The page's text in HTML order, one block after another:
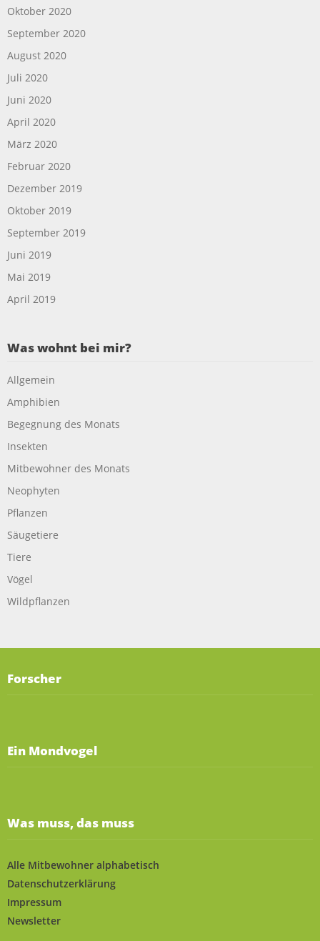
Oktober 2020
September 2020
August 2020
Juli 2020
Juni 2020
April 2020
März 2020
Februar 2020
Dezember 2019
Oktober 2019
September 2019
Juni 2019
Mai 2019
April 2019
Was wohnt bei mir?
Allgemein
Amphibien
Begegnung des Monats
Insekten
Mitbewohner des Monats
Neophyten
Pflanzen
Säugetiere
Tiere
Vögel
Wildpflanzen
Forscher
Ein Mondvogel
Was muss, das muss
Alle Mitbewohner alphabetisch
Datenschutzerklärung
Impressum
Newsletter